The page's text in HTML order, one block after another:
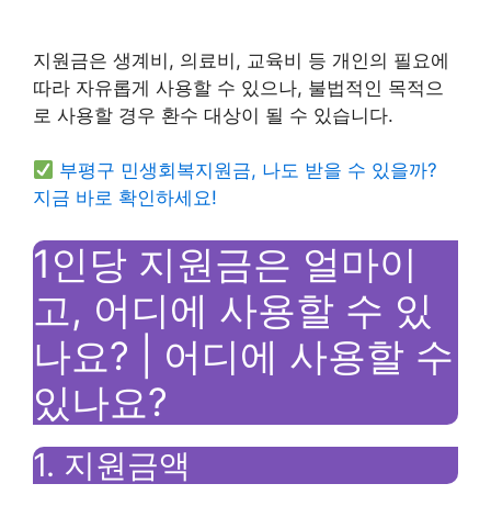
지원금은 생계비, 의료비, 교육비 등 개인의 필요에
따라 자유롭게 사용할 수 있으나, 불법적인 목적으
로 사용할 경우 환수 대상이 될 수 있습니다.
부평구 민생회복지원금, 나도 받을 수 있을까?
지금 바로 확인하세요!
1인당 지원금은 얼마이
고, 어디에 사용할 수 있
나요? | 어디에 사용할 수
있나요?
1. 지원금액